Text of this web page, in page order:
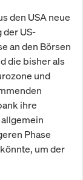
den USA neue
US-
an den Börsen
die bisher als
und
ihre
Phase
um der